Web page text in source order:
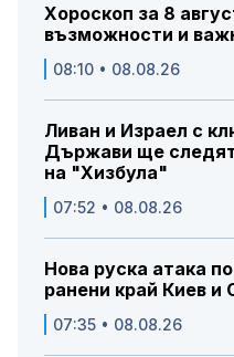
Хороскоп за 8
възможности и
08:10 • 08.08.26
Ливан и Израел с
Държави ще
на "Хизбула"
07:52 • 08.08.26
Нова руска атака
ранени край Киев и
07:35 • 08.08.26